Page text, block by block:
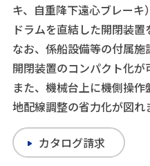
キ、自重降下遠心ブレー
ドラムを直結した開閉装置
なお、係船設備等の付属
開閉装置のコンパクト化が
また、機械台上に機側操
地配線調整の省力化が図れ
カタログ請求